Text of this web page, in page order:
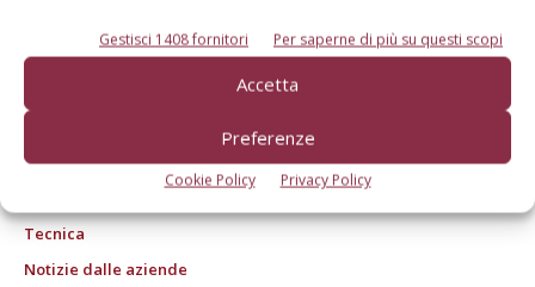
Gestisci 1408 fornitori Per saperne di più su questi scopi
Accetta
Preferenze
Cookie Policy Privacy Policy
© Tecniche Nuove Spa. Tutti i diritti riservati. Sede legale Via Eritrea 21 -
20157 Milano | Codice fiscale, Partita IVA e Iscrizione al Registro delle
imprese di Milano: 00753480151
registrata presso il Tribunale di Bologna n. 6111 del 12/06/1992)
ROC "Poste italiane Spa sped. Abbonamento Postale DL 353/2003 conv. L.
27/02/2004 n. 46, art.1c.1: DCB Bologna" ROC n. 24344 dell'11 marzo 2014
Tecnica
Notizie dalle aziende